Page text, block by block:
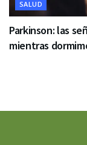
SALUD
Parkinson: las
mientras